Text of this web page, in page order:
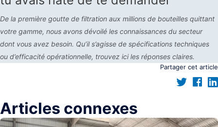
De la première goutte de filtration aux millions de bouteilles quittant
votre gamme, nous avons dévoilé les connaissances du secteur
dont vous avez besoin. Qu’il s’agisse de spécifications techniques
ou d’efficacité opérationnelle, trouvez ici les réponses claires.
Partager cet article
Articles connexes